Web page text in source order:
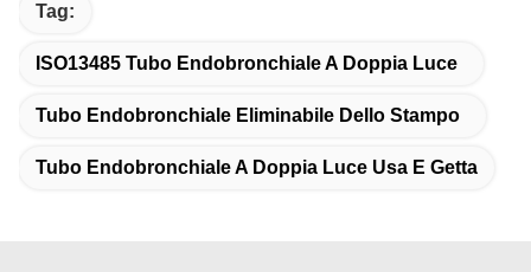
Tag:
ISO13485 Tubo Endobronchiale A Doppia Luce
Tubo Endobronchiale Eliminabile Dello Stampo
Tubo Endobronchiale A Doppia Luce Usa E Getta